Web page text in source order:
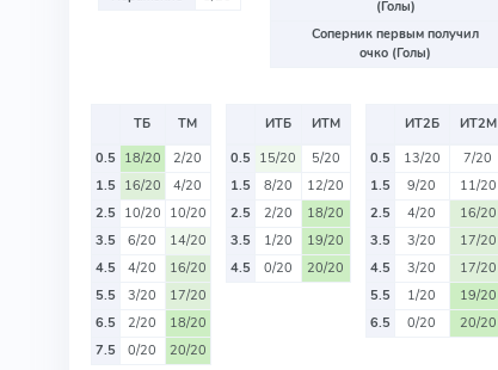
(Голы)
Соперник первым получил
очко (Голы)
ТБ
ТМ
0.5 18/20
2/20
1.5 16/20
4/20
2.5 10/20 10/20
3.5
6/20
14/20
4.5
4/20
16/20
5.5
3/20
17/20
6.5
2/20
18/20
7.5
0/20 20/20
ИТБ
ИТМ
0.5 15/20
5/20
1.5
8/20
12/20
2.5
2/20
18/20
3.5
1/20
19/20
4.5
0/20 20/20
ИТ2Б
ИТ2М
0.5
13/20
7/20
1.5
9/20
11/20
2.5
4/20
16/20
3.5
3/20
17/20
4.5
3/20
17/20
5.5
1/20
19/20
6.5
0/20 20/20